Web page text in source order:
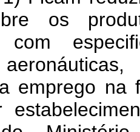
os
com
emprego na